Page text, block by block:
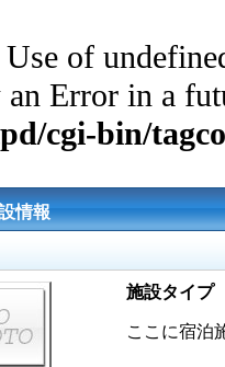
Use of
Error in a
cgi-bin/
情報
施設タイプ
ここに宿泊